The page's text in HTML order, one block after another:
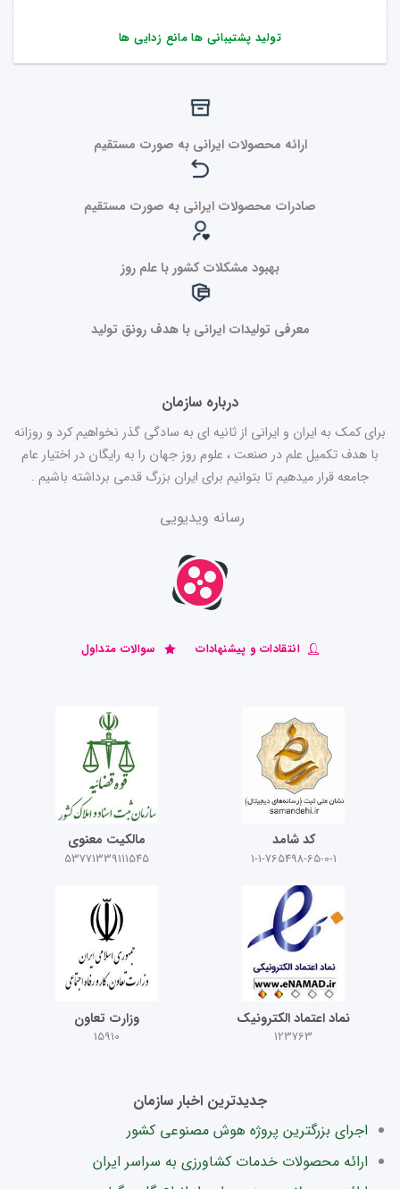
تولید پشتیبانی ها مانع زدایی ها
ارائه محصولات ایرانی به صورت مستقیم
صادرات محصولات ایرانی به صورت مستقیم
بهبود مشکلات کشور با علم روز
معرفی تولیدات ایرانی با هدف رونق تولید
درباره سازمان
برای کمک به ایران و ایرانی از ثانیه ای به سادگی گذر نخواهیم کرد و روزانه
با هدف تکمیل علم در صنعت ، علوم روز جهان را به رایگان در اختیار عام
جامعه قرار میدهیم تا بتوانیم برای ایران بزرگ قدمی برداشته باشیم .
رسانه ویدیویی
انتقادات و پیشنهادات سوالات متداول
کد شامد
1-1-765498-65-0-1
مالکیت معنوی
53771339111545
نماد اعتماد الکترونیک
123763
وزارت تعاون
15910
جدیدترین اخبار سازمان
اجرای بزرگترین پروژه هوش مصنوعی کشور
ارائه محصولات خدمات کشاورزی به سراسر ایران